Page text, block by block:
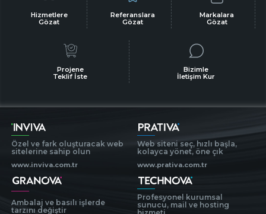
Hizmetlere
Gözat
Referanslara
Gözat
Markalara
Gözat
Projene
Teklif İste
Bizimle
İletişim Kur
Özel ve fark oluşturacak web
sitelerine sahip olun
www.inviva.com.tr
Web siteni seç, hızlı başla,
kolayca yönet, öne çık
www.prativa.com.tr
Ambalaj ve basılı işlerde
tarzını değiştir
Profesyonel kurumsal
sunucu, mail ve hosting